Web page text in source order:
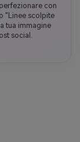
con
"Linee scolpite
tua immagine
social.